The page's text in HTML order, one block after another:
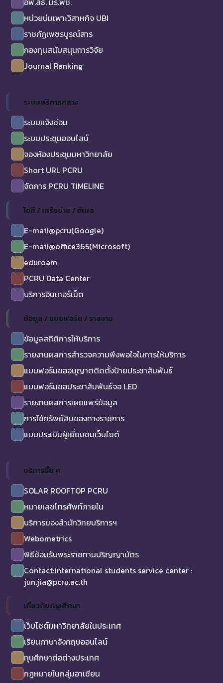
หน่วยบ่มเพาะวิสาหกิจ UBI
ราชภัฏเพชรบูรณ์สาร
กองทุนสนับสนุนการวิจัย
Journal Ranking
ระบบบริการกลาง
ระบบแจ้งซ่อม
ระบบประชุมออนไลน์
จองห้องประชุมมหาวิทยาลัย
Short URL PCRU
จัดการ PCRU TIMELINE
ไอที / เครือข่าย / อีเมล
E-mail@pcru(Google)
E-mail@office365(Microsoft)
eduroam
PCRU Data Center
บริการอินเทอร์เน็ต
ข้อมูล / แบบฟอร์ม / รายงาน
ข้อมูลสถิติการให้บริการ
รายงานผลการสำรวจความพึงพอใจในการให้บริการ
แบบฟอร์มขออนุญาตติดตั้งป้ายประชาสัมพันธ์
แบบฟอร์มขอประชาสัมพันธ์จอ LED
รายงานผลการเผยแพร่ข้อมูล
การใช้ทรัพย์สินของทางราชการ
แบบประเมินผู้เยี่ยมชมเว็บไซต์
บริการอื่น ๆ
SOLAR ROOFTOP PCRU
หมายเลขโทรศัพท์ภายใน
บริการของสำนักวิทยบริการฯ
Webometrics
พิธีซ้อมรับพระราชทานปริญญาบัตร
Contact:international students service center :
jun.jia@pcru.ac.th
เกี่ยวกับการศึกษา
เว็บไซต์มหาวิทยาลัยในประเทศ
เรียนภาษาอังกฤษออนไลน์
ทุนศึกษาต่อต่างประเทศ
กฏหมายในกลุ่มอาเซียน